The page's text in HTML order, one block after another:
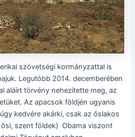
szövetségi kormányzattal is
Legutóbb 2014. decemberében
aláírt törvény nehezítette meg, az
Az apacsok földjén ugyanis
kedvére akárki, csak az őslakos
szent földek) Obama viszont